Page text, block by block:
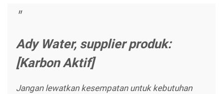
Ady Water, supplier produk:
[Karbon Aktif]
Jangan lewatkan kesempatan untuk kebutuhan